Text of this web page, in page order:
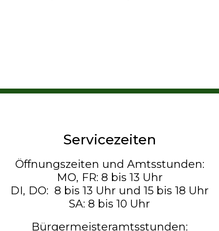
Servicezeiten
Öffnungszeiten und Amtsstunden:
MO, FR: 8 bis 13 Uhr
DI, DO: 8 bis 13 Uhr und 15 bis 18 Uhr
SA: 8 bis 10 Uhr
Bürgermeisteramtsstunden: